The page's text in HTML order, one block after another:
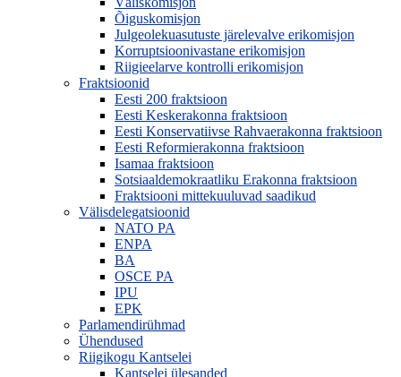
Õiguskomisjon
Julgeolekuasutuste järelevalve erikomisjon
Korruptsioonivastane erikomisjon
Riigieelarve kontrolli erikomisjon
Fraktsioonid
Eesti 200 fraktsioon
Eesti Keskerakonna fraktsioon
Eesti Konservatiivse Rahvaerakonna fraktsioon
Eesti Reformierakonna fraktsioon
Isamaa fraktsioon
Sotsiaaldemokraatliku Erakonna fraktsioon
Fraktsiooni mittekuuluvad saadikud
Välisdelegatsioonid
NATO PA
ENPA
BA
OSCE PA
IPU
EPK
Parlamendirühmad
Ühendused
Riigikogu Kantselei
Kantselei ülesanded